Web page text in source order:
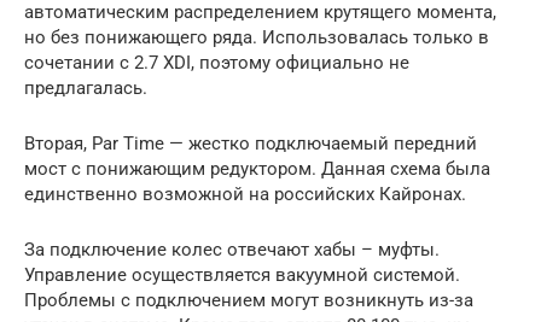
автоматическим распределением крутящего момента,
но без понижающего ряда. Использовалась только в
сочетании с 2.7 XDI, поэтому официально не
предлагалась.
Вторая, Par Time — жестко подключаемый передний
мост с понижающим редуктором. Данная схема была
единственно возможной на российских Кайронах.
За подключение колес отвечают хабы – муфты.
Управление осуществляется вакуумной системой.
Проблемы с подключением могут возникнуть из-за